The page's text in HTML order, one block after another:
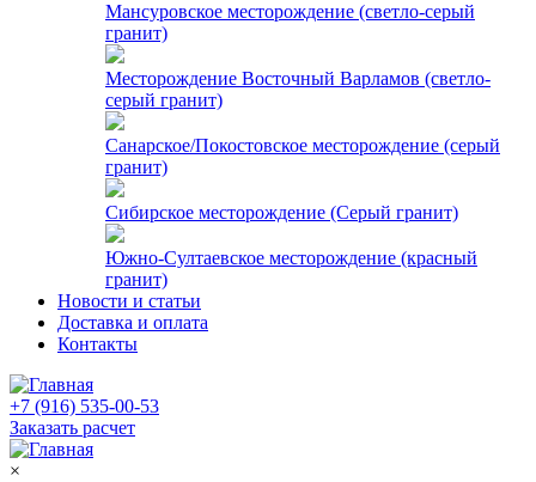
Мансуровское месторождение (светло-серый
гранит)
Месторождение Восточный Варламов (светло-
серый гранит)
Санарское/Покостовское месторождение (серый
гранит)
Сибирское месторождение (Серый гранит)
Южно-Султаевское месторождение (красный
гранит)
Новости и статьи
Доставка и оплата
Контакты
+7 (916) 535-00-53
Заказать расчет
×